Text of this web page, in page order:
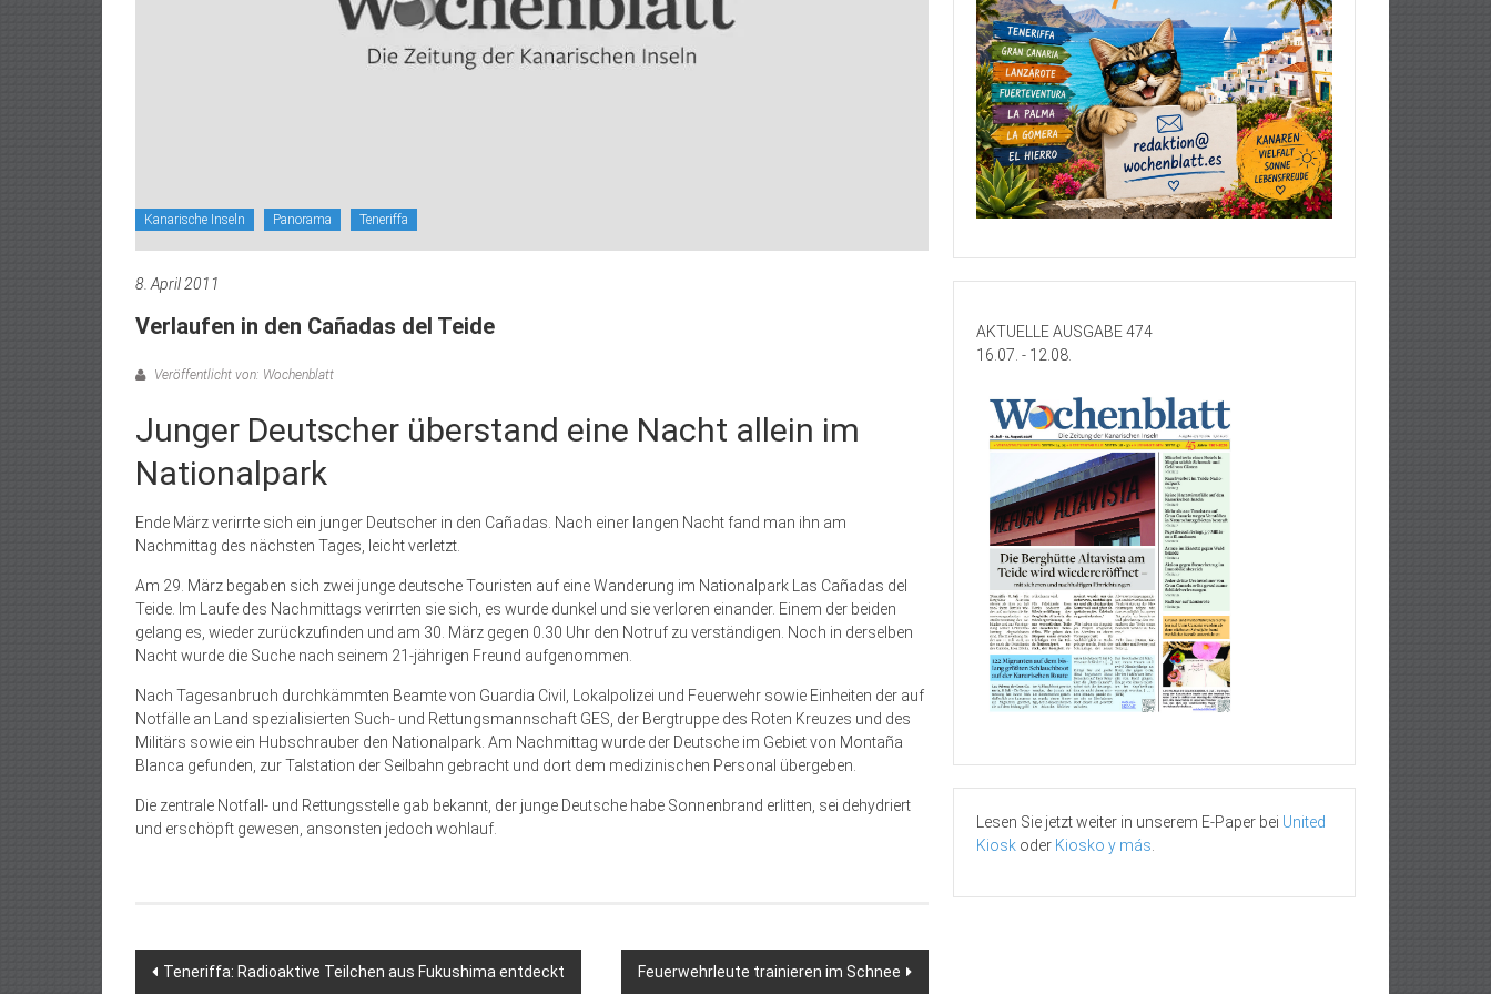
Kanarische Inseln Panorama Teneriffa
8. April 2011
Verlaufen in den Cañadas del Teide
Veröffentlicht von: Wochenblatt
Junger Deutscher überstand eine Nacht allein im
Nationalpark
Ende März verirrte sich ein junger Deutscher in den Cañadas. Nach einer langen Nacht fand man ihn am
Nachmittag des nächsten Tages, leicht verletzt.
Am 29. März begaben sich zwei junge deutsche Touristen auf eine Wanderung im Nationalpark Las Cañadas del
Teide. Im Laufe des Nachmittags verirrten sie sich, es wurde dunkel und sie verloren einander. Einem der beiden
gelang es, wieder zurückzufinden und am 30. März gegen 0.30 Uhr den Notruf zu verständigen. Noch in derselben
Nacht wurde die Suche nach seinem 21-jährigen Freund aufgenommen.
Nach Tagesanbruch durchkämmten Beamte von Guardia Civil, Lokalpolizei und Feuerwehr sowie Einheiten der auf
Notfälle an Land spezialisierten Such- und Rettungsmannschaft GES, der Bergtruppe des Roten Kreuzes und des
Militärs sowie ein Hubschrauber den Nationalpark. Am Nachmittag wurde der Deutsche im Gebiet von Montaña
Blanca gefunden, zur Talstation der Seilbahn gebracht und dort dem medizinischen Personal übergeben.
Die zentrale Notfall- und Rettungsstelle gab bekannt, der junge Deutsche habe Sonnenbrand erlitten, sei dehydriert
und erschöpft gewesen, ansonsten jedoch wohlauf.
Beitragsnavigation
Teneriffa: Radioaktive Teilchen aus Fukushima entdeckt Feuerwehrleute trainieren im Schnee
AKTUELLE AUSGABE 474
16.07. - 12.08.
Lesen Sie jetzt weiter in unserem E-Paper bei United
Kiosk oder Kiosko y más